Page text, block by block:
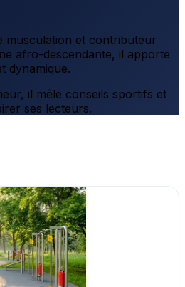
musculation et contributeur
afro-descendante, il apporte
dynamique.
il mêle conseils sportifs et
ses lecteurs.